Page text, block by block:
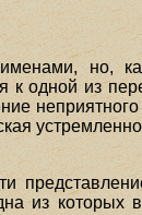
но,
к одной из
из которых